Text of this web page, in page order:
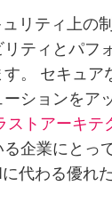
リティ上の
ティとパフ
。 セキュア
ションをア
ストアーキテ
企業にとっ
代わる優れ